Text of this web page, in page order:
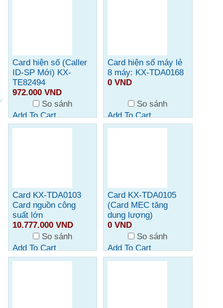
Card hiện số (Caller
ID-SP Mới) KX-
TE82494
972.000 VND
So sánh
Add To Cart
Card hiện số máy lẻ
8 máy: KX-TDA0168
0 VND
So sánh
Add To Cart
Card KX-TDA0103
Card nguồn công
suất lớn
10.777.000 VND
So sánh
Add To Cart
Card KX-TDA0105
(Card MEC tăng
dung lượng)
0 VND
So sánh
Add To Cart